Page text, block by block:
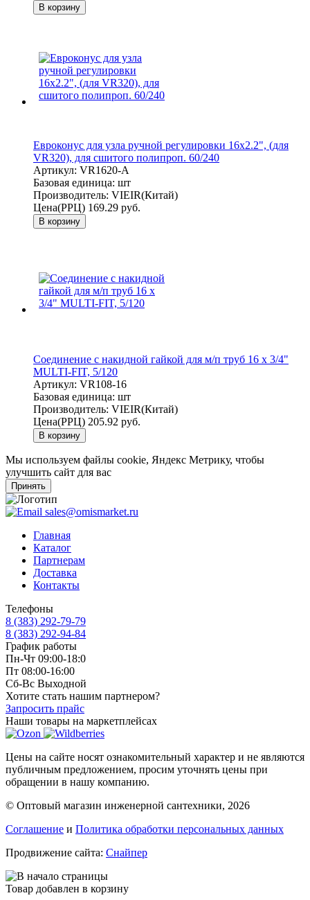
В корзину
Евроконус для узла ручной регулировки 16x2.2", (для
VR320), для сшитого полипроп. 60/240
Артикул: VR1620-A
Базовая единица: шт
Производитель: VIEIR(Китай)
Цена(РРЦ) 169.29 руб.
В корзину
Соединение с накидной гайкой для м/п труб 16 х 3/4"
MULTI-FIT, 5/120
Артикул: VR108-16
Базовая единица: шт
Производитель: VIEIR(Китай)
Цена(РРЦ) 205.92 руб.
В корзину
Мы используем файлы cookie, Яндекс Метрику, чтобы
улучшить сайт для вас
Принять
sales@omismarket.ru
Главная
Каталог
Партнерам
Доставка
Контакты
Телефоны
8 (383) 292-79-79
8 (383) 292-94-84
График работы
Пн-Чт 09:00-18:0
Пт 08:00-16:00
Сб-Вс Выходной
Хотите стать нашим партнером?
Запросить прайс
Наши товары на маркетплейсах
Цены на сайте носят ознакомительный характер и не являются
публичным предложением, просим уточнять цены при
обращении в нашу компанию.
© Оптовый магазин инженерной сантехники, 2026
Соглашение и Политика обработки персональных данных
Продвижение сайта: Снайпер
Товар добавлен в корзину